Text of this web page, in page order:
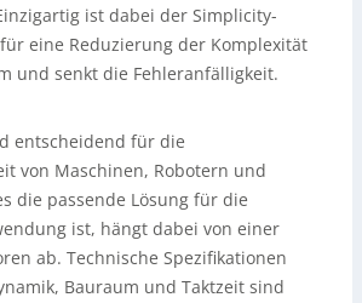
ist dabei der Simplicity-
eine Reduzierung der Komplexität
und senkt die Fehleranfälligkeit.
entscheidend für die
von Maschinen, Robotern und
die passende Lösung für die
ist, hängt dabei von einer
ab. Technische Spezifikationen
Bauraum und Taktzeit sind